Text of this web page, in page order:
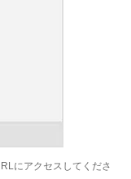
にアクセスしてくださ